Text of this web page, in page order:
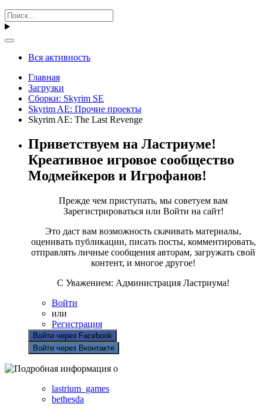
Вся активность
Главная
Загрузки
Сборки: Skyrim SE
Skyrim AE: Прочие проекты
Skyrim AE: The Last Revenge
Приветствуем на Ластриуме!
Креативное игровое сообщество
Модмейкеров и Игрофанов!
Прежде чем приступать, мы советуем вам
Зарегистрироваться или Войти на сайт!
Это даст вам возможность скачивать материалы,
оценивать публикации, писать посты, комментировать,
отправлять личные сообщения авторам, загружать свой
контент, и многое другое!
С Уважением: Администрация Ластриума!
Войти
или
Регистрация
Войти через Facebook
Войти через Вконтакте
lastrium_games
bethesda